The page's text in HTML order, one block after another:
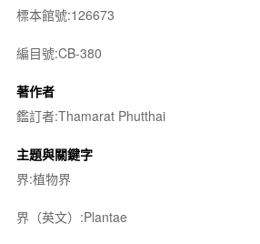
標本館號:126673
編目號:CB-380
著作者
鑑訂者:Thamarat Phutthai
主題與關鍵字
界:植物界
界（英文）:Plantae